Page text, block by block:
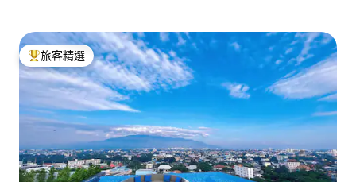
旅客精選榜首
旅客精選